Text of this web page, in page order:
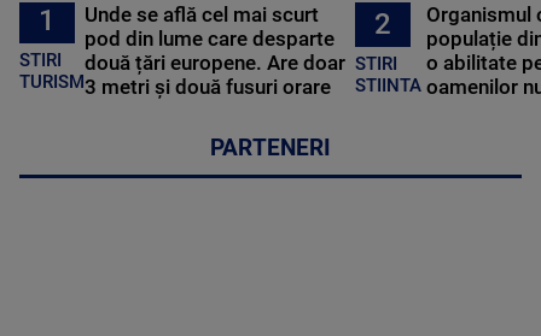
1
STIRI
TURISM
Unde se află cel mai scurt
pod din lume care desparte
două țări europene. Are doar
3 metri și două fusuri orare
2
STIRI
STIINTA
Organismul
populație
o abilitate
oamenilor
PARTENERI